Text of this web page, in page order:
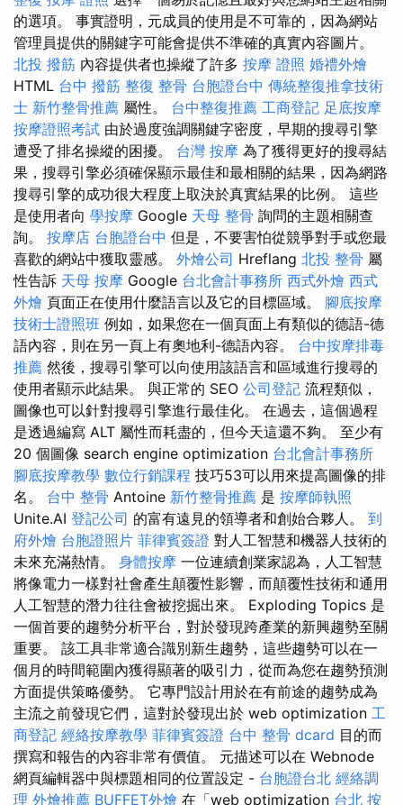
的選項。 事實證明，元成員的使用是不可靠的，因為網站
管理員提供的關鍵字可能會提供不準確的真實內容圖片。
北投 撥筋 內容提供者也操縱了許多 按摩 證照 婚禮外燴
HTML 台中 撥筋 整復 整骨 台胞證台中 傳統整復推拿技術
士 新竹整骨推薦 屬性。 台中整復推薦 工商登記 足底按摩
按摩證照考試 由於過度強調關鍵字密度，早期的搜尋引擎
遭受了排名操縱的困擾。 台灣 按摩 為了獲得更好的搜尋結
果，搜尋引擎必須確保顯示最佳和最相關的結果，因為網路
搜尋引擎的成功很大程度上取決於真實結果的比例。 這些
是使用者向 學按摩 Google 天母 整骨 詢問的主題相關查
詢。 按摩店 台胞證台中 但是，不要害怕從競爭對手或您最
喜歡的網站中獲取靈感。 外燴公司 Hreflang 北投 整骨 屬
性告訴 天母 按摩 Google 台北會計事務所 西式外燴 西式
外燴 頁面正在使用什麼語言以及它的目標區域。 腳底按摩
技術士證照班 例如，如果您在一個頁面上有類似的德語-德
語內容，則在另一頁上有奧地利-德語內容。 台中按摩排毒
推薦 然後，搜尋引擎可以向使用該語言和區域進行搜尋的
使用者顯示此結果。 與正常的 SEO 公司登記 流程類似，
圖像也可以針對搜尋引擎進行最佳化。 在過去，這個過程
是透過編寫 ALT 屬性而耗盡的，但今天這還不夠。 至少有
20 個圖像 search engine optimization 台北會計事務所
腳底按摩教學 數位行銷課程 技巧53可以用來提高圖像的排
名。 台中 整骨 Antoine 新竹整骨推薦 是 按摩師執照
Unite.AI 登記公司 的富有遠見的領導者和創始合夥人。 到
府外燴 台胞證照片 菲律賓簽證 對人工智慧和機器人技術的
未來充滿熱情。 身體按摩 一位連續創業家認為，人工智慧
將像電力一樣對社會產生顛覆性影響，而顛覆性技術和通用
人工智慧的潛力往往會被挖掘出來。 Exploding Topics 是
一個首要的趨勢分析平台，對於發現跨產業的新興趨勢至關
重要。 該工具非常適合識別新生趨勢，這些趨勢可以在一
個月的時間範圍內獲得顯著的吸引力，從而為您在趨勢預測
方面提供策略優勢。 它專門設計用於在有前途的趨勢成為
主流之前發現它們，這對於發現出於 web optimization 工
商登記 經絡按摩教學 菲律賓簽證 台中 整骨 dcard 目的而
撰寫和報告的內容非常有價值。 元描述可以在 Webnode
網頁編輯器中與標題相同的位置設定 - 台胞證台北 經絡調
理 外燴推薦 BUFFET外燴 在「web optimization 台北 按